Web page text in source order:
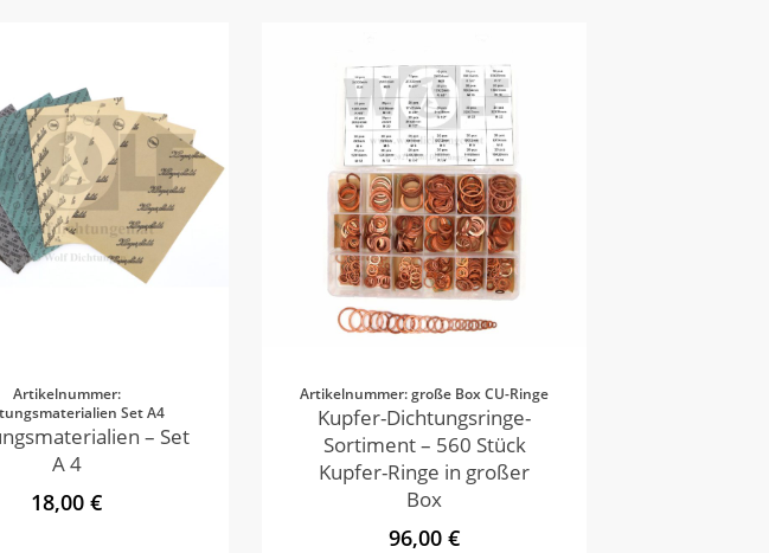
Artikelnummer:
Set A4
– Set
A 4
18,00 €
Artikelnummer: große Box CU-Ringe
Kupfer-Dichtungsringe-
Sortiment – 560 Stück
Kupfer-Ringe in großer
Box
96,00 €